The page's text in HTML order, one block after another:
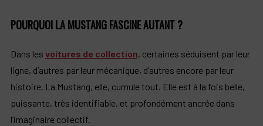
POURQUOI LA MUSTANG FASCINE AUTANT ?
Dans les voitures de collection, certaines séduisent par leur
ligne, d’autres par leur mécanique, d’autres encore par leur
histoire. La Mustang, elle, cumule tout. Elle est à la fois belle,
puissante, très identifiable, et profondément ancrée dans
l’imaginaire collectif.